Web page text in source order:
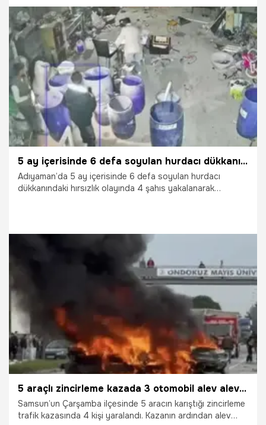
17.03.2026 Gündem
5 ay içerisinde 6 defa soyulan hurdacı dükkanındaki hırsızlık olayında 4 şahıs tutuklandı
Adıyaman’da 5 ay içerisinde 6 defa soyulan hurdacı
dükkanındaki hırsızlık olayında 4 şahıs yakalanarak
5 araçlı zincirleme kazada 3 otomobil alev alev yandı
Samsun’un Çarşamba ilçesinde 5 aracın karıştığı zincirleme
trafik kazasında 4 kişi yaralandı. Kazanın ardından alev